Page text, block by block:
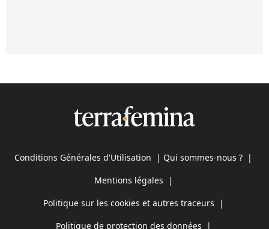
Conditions Générales d'Utilisation | Qui sommes-nous ? |
Mentions légales |
Politique sur les cookies et autres traceurs |
Politique de protection des données |